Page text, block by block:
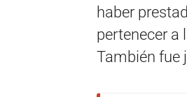
haber
pertenecer a
También fue